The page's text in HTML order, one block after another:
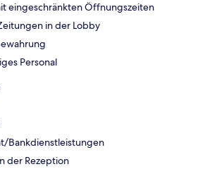
eingeschränkten Öffnungszeiten
in der Lobby
Personal
Bankdienstleistungen
der Rezeption